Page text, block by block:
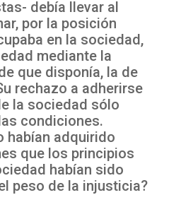
debía llevar al
por la posición
en la sociedad,
mediante la
que disponía, la de
rechazo a adherirse
la sociedad sólo
condiciones.
habían adquirido
que los principios
habían sido
peso de la injusticia?